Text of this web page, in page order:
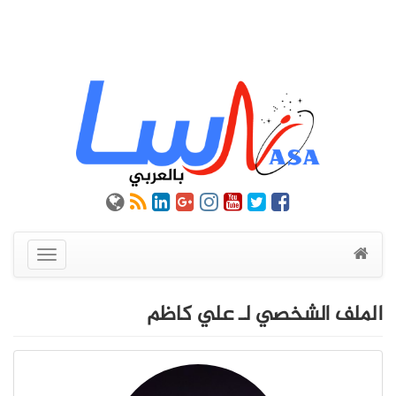
عرض
القائمة
الملف الشخصي لـ علي كاظم